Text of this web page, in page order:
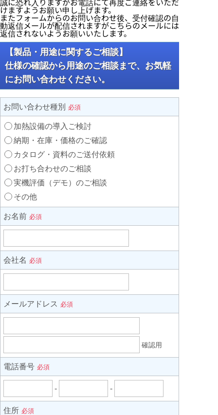
誠に恐れ入りますがお電話にて再度ご連絡をいただ
けますようお願い申し上げます。
またフォームからのお問い合わせ後、受付確認の自
動返信メールが配信されますがこちらのメールには
返信されないようお願いいたします。